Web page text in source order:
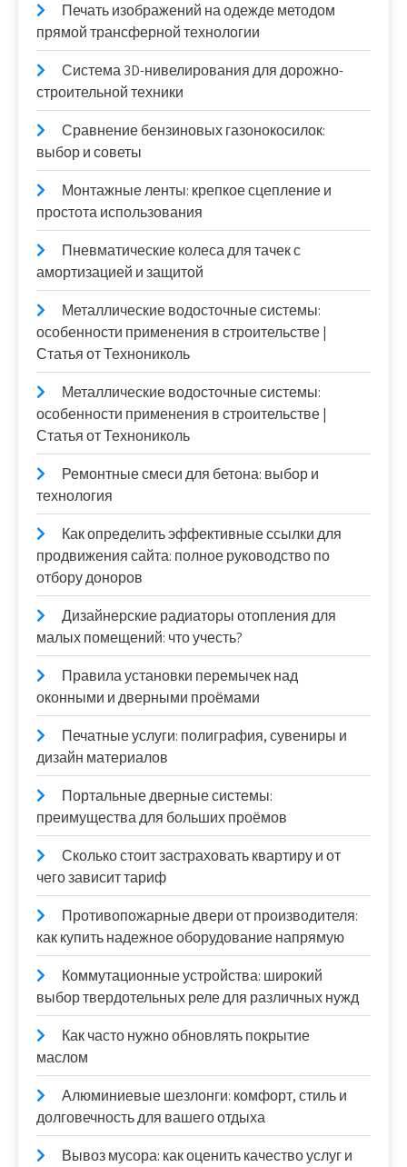
Печать изображений на одежде методом
прямой трансферной технологии
Система 3D-нивелирования для дорожно-
строительной техники
Сравнение бензиновых газонокосилок:
выбор и советы
Монтажные ленты: крепкое сцепление и
простота использования
Пневматические колеса для тачек с
амортизацией и защитой
Металлические водосточные системы:
особенности применения в строительстве |
Статья от Технониколь
Металлические водосточные системы:
особенности применения в строительстве |
Статья от Технониколь
Ремонтные смеси для бетона: выбор и
технология
Как определить эффективные ссылки для
продвижения сайта: полное руководство по
отбору доноров
Дизайнерские радиаторы отопления для
малых помещений: что учесть?
Правила установки перемычек над
оконными и дверными проёмами
Печатные услуги: полиграфия, сувениры и
дизайн материалов
Портальные дверные системы:
преимущества для больших проёмов
Сколько стоит застраховать квартиру и от
чего зависит тариф
Противопожарные двери от производителя:
как купить надежное оборудование напрямую
Коммутационные устройства: широкий
выбор твердотельных реле для различных нужд
Как часто нужно обновлять покрытие
маслом
Алюминиевые шезлонги: комфорт, стиль и
долговечность для вашего отдыха
Вывоз мусора: как оценить качество услуг и